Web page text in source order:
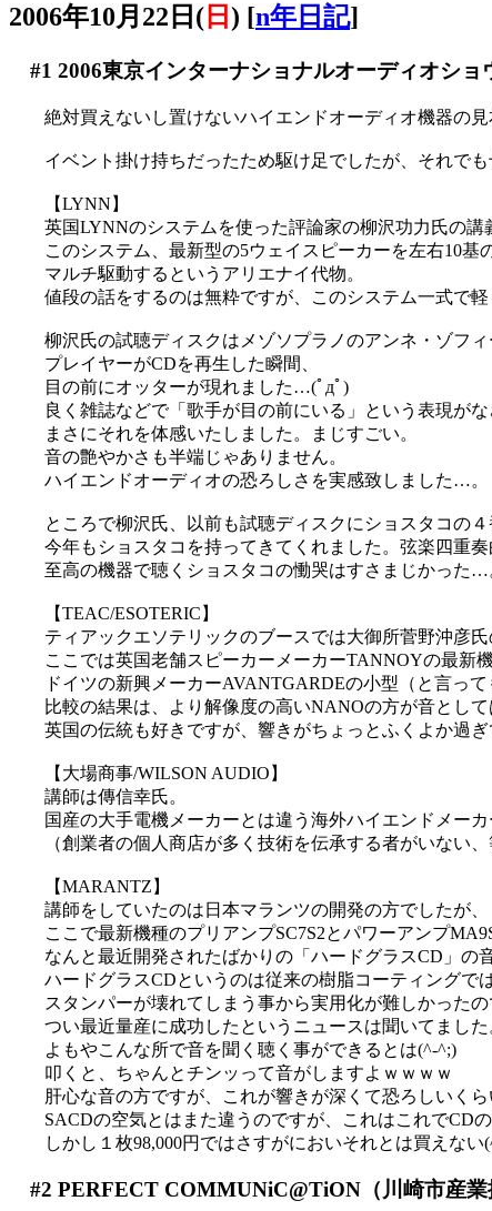
2006年10月22日( 日 ) [n年日記]
#1 2006東京インターナショナルオーディオショ
絶対買えないし置けないハイエンドオーディオ機器の
イベント掛け持ちだったため駆け足でしたが、それでも
【LYNN】
英国LYNNのシステムを使った評論家の柳沢功力氏の講
このシステム、最新型の5ウェイスピーカーを左右10基
マルチ駆動するというアリエナイ代物。
値段の話をするのは無粋ですが、このシステム一式で
柳沢氏の試聴ディスクはメゾソプラノのアンネ・ゾフィ
プレイヤーがCDを再生した瞬間、
目の前にオッターが現れました…(ﾟдﾟ)
良く雑誌などで「歌手が目の前にいる」という表現がな
まさにそれを体感いたしました。まじすごい。
音の艶やかさも半端じゃありません。
ハイエンドオーディオの恐ろしさを実感致しました…。
ところで柳沢氏、以前も試聴ディスクにショスタコの
今年もショスタコを持ってきてくれました。弦楽四重
至高の機器で聴くショスタコの慟哭はすさまじかった…
【TEAC/ESOTERIC】
ティアックエソテリックのブースでは大御所菅野沖彦氏
ここでは英国老舗スピーカーメーカーTANNOYの最新機
ドイツの新興メーカーAVANTGARDEの小型（と言っ
比較の結果は、より解像度の高いNANOの方が音として
英国の伝統も好きですが、響きがちょっとふくよか過
【大場商事/WILSON AUDIO】
講師は傳信幸氏。
国産の大手電機メーカーとは違う海外ハイエンドメー
（創業者の個人商店が多く技術を伝承する者がいない、
【MARANTZ】
講師をしていたのは日本マランツの開発の方でしたが、
ここで最新機種のプリアンプSC7S2とパワーアンプ
なんと最近開発されたばかりの「ハードグラスCD」の
ハードグラスCDというのは従来の樹脂コーティングで
スタンパーが壊れてしまう事から実用化が難しかったの
つい最近量産に成功したというニュースは聞いてました
よもやこんな所で音を聞く聴く事ができるとは(^-^;)
叩くと、ちゃんとチンッって音がしますよｗｗｗｗ
肝心な音の方ですが、これが響きが深くて恐ろしいく
SACDの空気とはまた違うのですが、これはこれでCD
しかし１枚98,000円ではさすがにおいそれとは買えない
#2 PERFECT COMMUNiC@TiON（川崎市産業